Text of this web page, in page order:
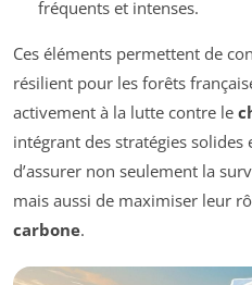
fréquents et intenses.
Ces éléments permettent de
résilient pour les forêts
activement à la lutte contre le
intégrant des stratégies solides
d’assurer non seulement la
mais aussi de maximiser leur
carbone.